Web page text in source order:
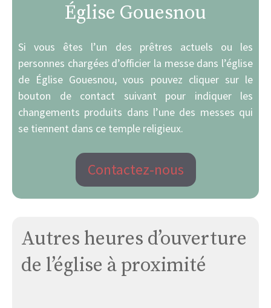
Église Gouesnou
Si vous êtes l’un des prêtres actuels ou les
personnes chargées d’officier la messe dans l’église
de Église Gouesnou, vous pouvez cliquer sur le
bouton de contact suivant pour indiquer les
changements produits dans l’une des messes qui
se tiennent dans ce temple religieux.
Contactez-nous
Autres heures d’ouverture
de l’église à proximité